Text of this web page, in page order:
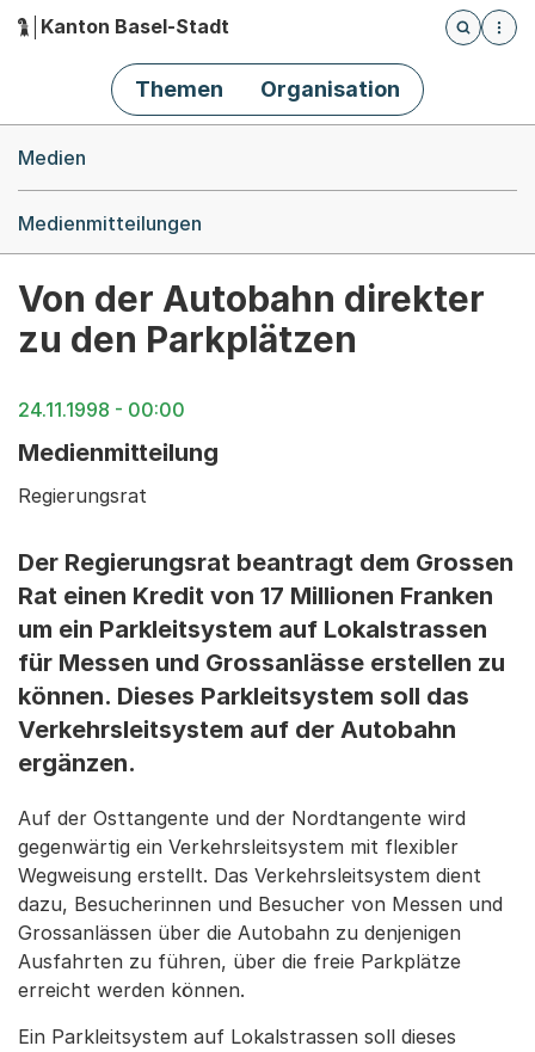
Hauptnavigation
Kanton Basel-Stadt
Öffnet
Themen Organisation
Medien
Medienmitteilungen
Von der Autobahn direkter
zu den Parkplätzen
24.11.1998 - 00:00
Medienmitteilung
Regierungsrat
Der Regierungsrat beantragt dem Grossen
Rat einen Kredit von 17 Millionen Franken
um ein Parkleitsystem auf Lokalstrassen
für Messen und Grossanlässe erstellen zu
können. Dieses Parkleitsystem soll das
Verkehrsleitsystem auf der Autobahn
ergänzen.
Auf der Osttangente und der Nordtangente wird
gegenwärtig ein Verkehrsleitsystem mit flexibler
Wegweisung erstellt. Das Verkehrsleitsystem dient
dazu, Besucherinnen und Besucher von Messen und
Grossanlässen über die Autobahn zu denjenigen
Ausfahrten zu führen, über die freie Parkplätze
erreicht werden können.
Ein Parkleitsystem auf Lokalstrassen soll dieses